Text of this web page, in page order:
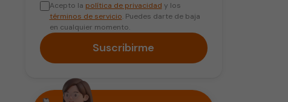
Acepto la política de privacidad y los
términos de servicio. Puedes darte de baja
en cualquier momento.
Suscribirme